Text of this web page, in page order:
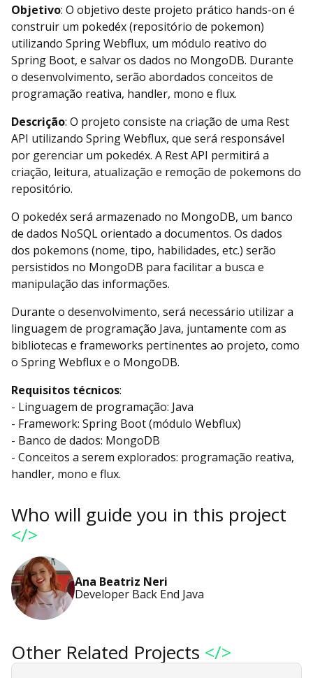
Objetivo: O objetivo deste projeto prático hands-on é
construir um pokedéx (repositório de pokemon)
utilizando Spring Webflux, um módulo reativo do
Spring Boot, e salvar os dados no MongoDB. Durante
o desenvolvimento, serão abordados conceitos de
programação reativa, handler, mono e flux.
Descrição: O projeto consiste na criação de uma Rest
API utilizando Spring Webflux, que será responsável
por gerenciar um pokedéx. A Rest API permitirá a
criação, leitura, atualização e remoção de pokemons do
repositório.
O pokedéx será armazenado no MongoDB, um banco
de dados NoSQL orientado a documentos. Os dados
dos pokemons (nome, tipo, habilidades, etc.) serão
persistidos no MongoDB para facilitar a busca e
manipulação das informações.
Durante o desenvolvimento, será necessário utilizar a
linguagem de programação Java, juntamente com as
bibliotecas e frameworks pertinentes ao projeto, como
o Spring Webflux e o MongoDB.
Requisitos técnicos:
- Linguagem de programação: Java
- Framework: Spring Boot (módulo Webflux)
- Banco de dados: MongoDB
- Conceitos a serem explorados: programação reativa,
handler, mono e flux.
Who will guide you in this project
</>
Ana Beatriz Neri
Developer Back End Java
Other Related Projects </>